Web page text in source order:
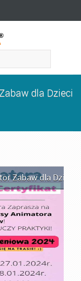
dla Dzieci
Zabaw dla Dzieci